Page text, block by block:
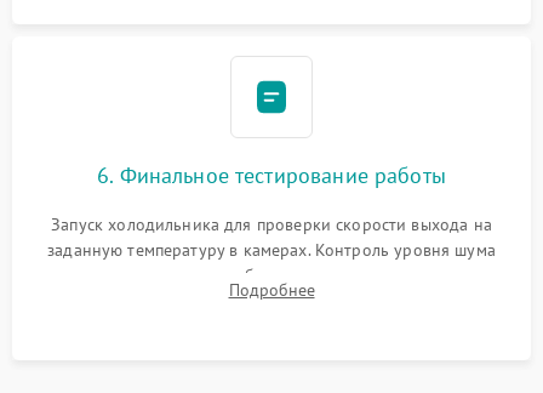
6. Финальное тестирование работы
Запуск холодильника для проверки скорости выхода на
заданную температуру в камерах. Контроль уровня шума
компрессора, отсутствия обмерзания стенок и корректного
срабатывания системы автоматической оттайки.
Подробнее